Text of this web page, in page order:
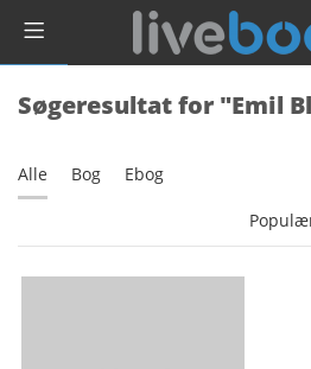
Søgeresultat for "Emil
Alle Bog Ebog